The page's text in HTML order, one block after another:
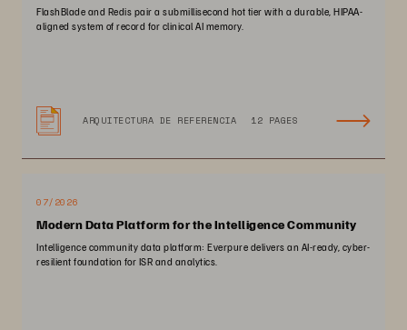
FlashBlade and Redis pair a submillisecond hot tier with a durable, HIPAA-
aligned system of record for clinical AI memory.
ARQUITECTURA DE REFERENCIA 12 PAGES
07/2026
Modern Data Platform for the Intelligence Community
Intelligence community data platform: Everpure delivers an AI-ready, cyber-
resilient foundation for ISR and analytics.